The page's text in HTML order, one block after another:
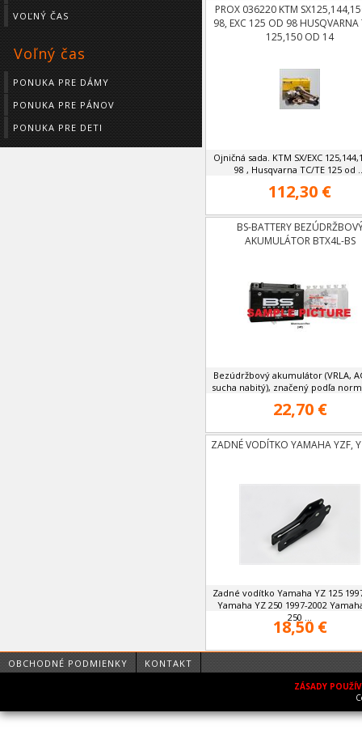
VOĽNÝ ČAS
Voľný čas
PONUKA PRE DÁMY
PONUKA PRE PÁNOV
PONUKA PRE DETI
PROX 036220 KTM
98, EXC 125 OD 98 HUSQVARNA
125,150 OD 14
Ojničná sada. KTM SX/EXC
98 , Husqvarna TC/TE 125 od
112,30 €
BS-BATTERY
AKUMULÁTOR BTX4L-BS
Bezúdržbový akumulátor (VRLA,
sucha nabitý), značený podľa
22,70 €
ZADNÉ VODÍTKO YAMAHA YZF,
Zadné vodítko Yamaha YZ 125
Yamaha YZ 250 1997-2002
250 ...
18,50 €
OBCHODNÉ PODMIENKY KONTAKT
ZÁSADY